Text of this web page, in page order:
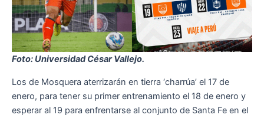
Foto: Universidad César Vallejo.
Los de Mosquera aterrizarán en tierra ‘charrúa’ el 17 de
enero, para tener su primer entrenamiento el 18 de enero y
esperar al 19 para enfrentarse al conjunto de Santa Fe en el